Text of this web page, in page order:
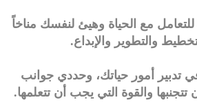
للتعامل مع الحياة وهيئ لنفسك مناخاً
والتطوير والإبداع.
تدبير أمور حياتك، وحددي جوانب
والقوة التي يجب أن تتعلمها.